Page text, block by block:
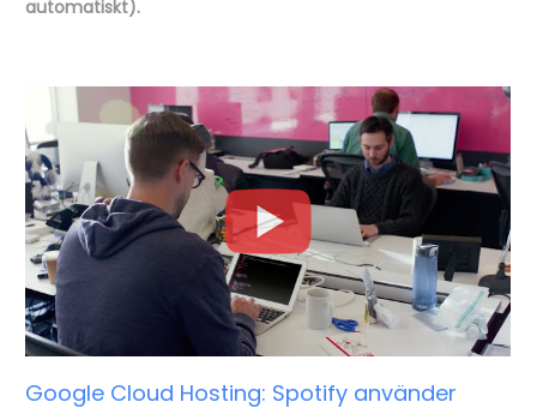
automatiskt).
Google Cloud Hosting: Spotify använder